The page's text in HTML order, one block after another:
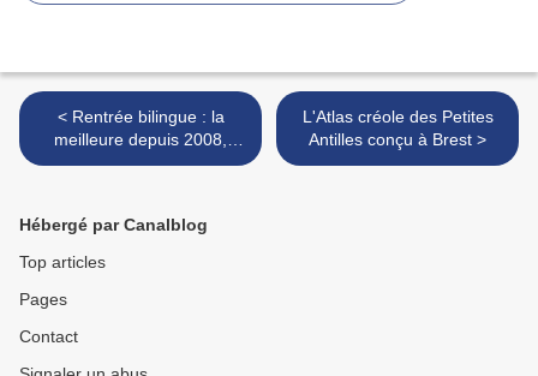
< Rentrée bilingue : la
meilleure depuis 2008,
mais…
L'Atlas créole des Petites
Antilles conçu à Brest >
Hébergé par Canalblog
Top articles
Pages
Contact